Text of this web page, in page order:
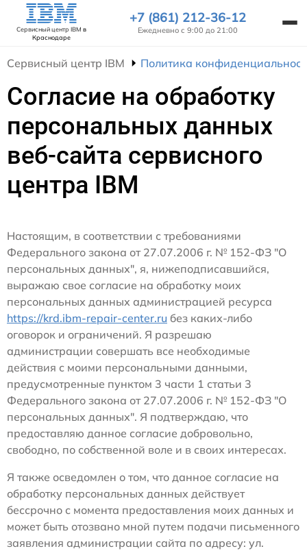
Сервисный центр IBM в
Краснодаре
+7 (861) 212-36-12
Ежедневно с 9:00 до 21:00
Сервисный центр IBM Политика
Согласие на обработку
персональных данных
веб-сайта сервисного
центра IBM
Настоящим, в соответствии с требованиями
Федерального закона от 27.07.2006 г. № 152-ФЗ "О
персональных данных", я, нижеподписавшийся,
выражаю свое согласие на обработку моих
персональных данных администрацией ресурса
https://krd.ibm-repair-center.ru без каких-либо
оговорок и ограничений. Я разрешаю
администрации совершать все необходимые
действия с моими персональными данными,
предусмотренные пунктом 3 части 1 статьи 3
Федерального закона от 27.07.2006 г. № 152-ФЗ "О
персональных данных". Я подтверждаю, что
предоставляю данное согласие добровольно,
свободно, по собственной воле и в своих интересах.
Я также осведомлен о том, что данное согласие на
обработку персональных данных действует
бессрочно с момента предоставления моих данных и
может быть отозвано мной путем подачи письменного
заявления администрации сайта по адресу: ул.